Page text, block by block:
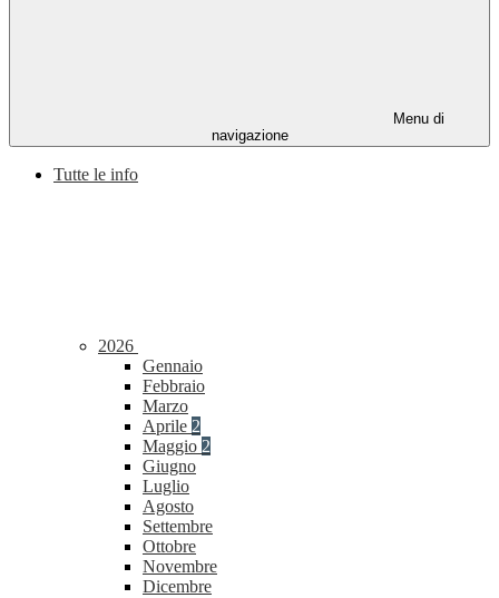
Menu di
navigazione
Tutte le info
2026
Gennaio
Febbraio
Marzo
Aprile 2
Maggio 2
Giugno
Luglio
Agosto
Settembre
Ottobre
Novembre
Dicembre